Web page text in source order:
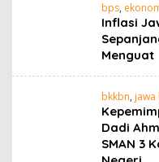
bps,
Inflasi
Menguat
bkkbn,
Dadi
SMAN 3